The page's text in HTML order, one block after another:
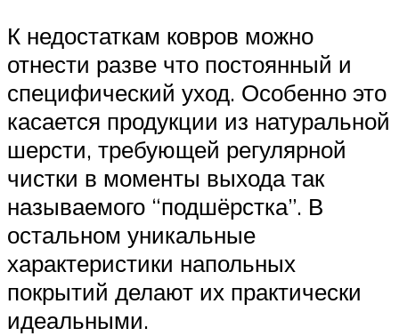
К недостаткам ковров можно
отнести разве что постоянный и
специфический уход. Особенно это
касается продукции из натуральной
шерсти, требующей регулярной
чистки в моменты выхода так
называемого “подшёрстка”. В
остальном уникальные
характеристики напольных
покрытий делают их практически
идеальными.